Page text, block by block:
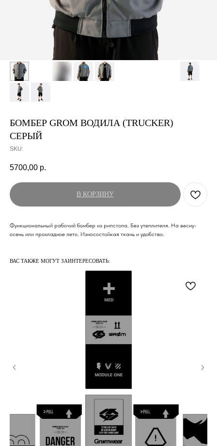
БОМБЕР GROM ВОДИЛА (TRUCKER)
СЕРЫЙ
SKU:
5700,00 р.
В КОРЗИНУ
Функциональный рабочий бомбер из рипстопа. Без утеплителя. На весну-
осень или прохладное лето. Износостойкая ткань и удобство.
ВАС ТАКЖЕ МОГУТ ЗАИНТЕРЕСОВАТЬ: